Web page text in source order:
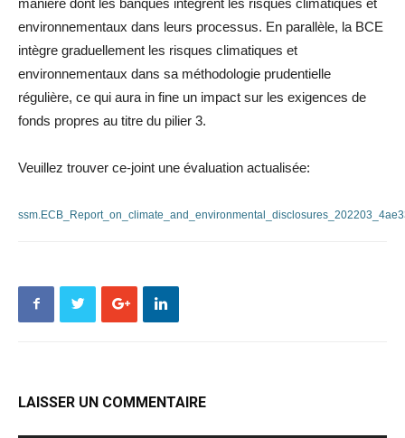
environnementaux dans leurs processus. En parallèle, la BCE
intègre graduellement les risques climatiques et
environnementaux dans sa méthodologie prudentielle
régulière, ce qui aura in fine un impact sur les exigences de
fonds propres au titre du pilier 3.
Veuillez trouver ce-joint une évaluation actualisée:
LAISSER UN COMMENTAIRE